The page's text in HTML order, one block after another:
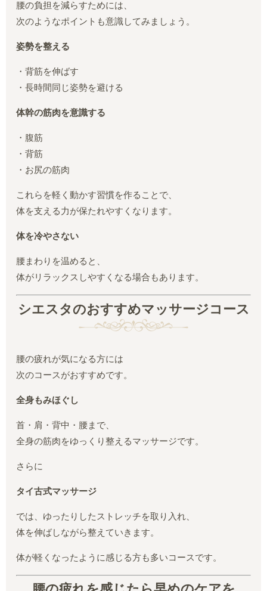
腰の負担を減らすためには、
次のようなポイントも意識してみましょう。
姿勢を整える
・背筋を伸ばす
・長時間同じ姿勢を避ける
体幹の筋肉を意識する
・腹筋
・背筋
・お尻の筋肉
これらを軽く動かす習慣を作ることで、
体を支える力が保たれやすくなります。
体を冷やさない
腰まわりを温めると、
体がリラックスしやすくなる場合もあります。
シエスタのおすすめマッサージコース
腰の疲れが気になる方には
次のコースがおすすめです。
全身もみほぐし
首・肩・背中・腰まで、
全身の筋肉をゆっくり整えるマッサージです。
さらに
タイ古式マッサージ
では、ゆったりしたストレッチを取り入れ、
体を伸ばしながら整えていきます。
体が軽くなったように感じる方も多いコースです。